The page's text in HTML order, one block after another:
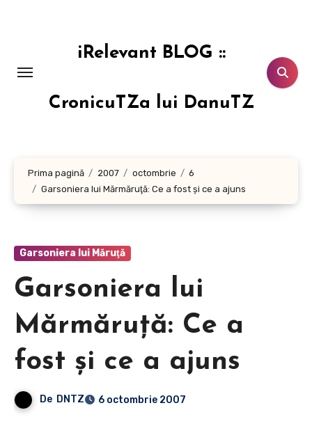
iRelevant BLOG ::
CronicuTZa lui DanuTZ
Prima pagină 2007 octombrie
6
Garsoniera lui Mărmăruţă: Ce a fost şi ce a ajuns
Garsoniera lui Măruţă
Garsoniera lui
Mărmăruţă: Ce a
fost şi ce a ajuns
De DNTZ 6 octombrie 2007